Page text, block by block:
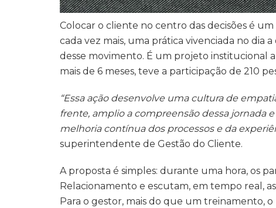
Colocar o cliente no centro das decisões é
cada vez mais, uma prática vivenciada no dia
desse movimento. É um projeto institucional
mais de 6 meses, teve a participação de 210
“Essa ação desenvolve uma cultura de
frente, amplio a compreensão dessa jornada
melhoria contínua dos processos e da
superintendente de Gestão do Cliente.
A proposta é simples: durante uma hora, os
Relacionamento e escutam, em tempo real,
Para o gestor, mais do que um treinamento,